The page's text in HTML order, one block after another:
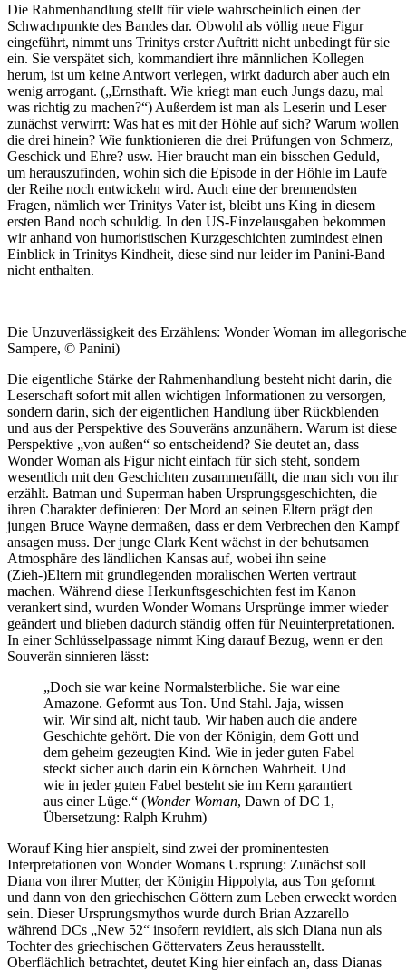
Die Rahmenhandlung stellt für viele wahrscheinlich einen der
Schwachpunkte des Bandes dar. Obwohl als völlig neue Figur
eingeführt, nimmt uns Trinitys erster Auftritt nicht unbedingt für sie
ein. Sie verspätet sich, kommandiert ihre männlichen Kollegen
herum, ist um keine Antwort verlegen, wirkt dadurch aber auch ein
wenig arrogant. („Ernsthaft. Wie kriegt man euch Jungs dazu, mal
was richtig zu machen?“) Außerdem ist man als Leserin und Leser
zunächst verwirrt: Was hat es mit der Höhle auf sich? Warum wollen
die drei hinein? Wie funktionieren die drei Prüfungen von Schmerz,
Geschick und Ehre? usw. Hier braucht man ein bisschen Geduld,
um herauszufinden, wohin sich die Episode in der Höhle im Laufe
der Reihe noch entwickeln wird. Auch eine der brennendsten
Fragen, nämlich wer Trinitys Vater ist, bleibt uns King in diesem
ersten Band noch schuldig. In den US-Einzelausgaben bekommen
wir anhand von humoristischen Kurzgeschichten zumindest einen
Einblick in Trinitys Kindheit, diese sind nur leider im Panini-Band
nicht enthalten.
Die Unzuverlässigkeit des Erzählens: Wonder Woman im
Sampere, © Panini)
Die eigentliche Stärke der Rahmenhandlung besteht nicht darin, die
Leserschaft sofort mit allen wichtigen Informationen zu versorgen,
sondern darin, sich der eigentlichen Handlung über Rückblenden
und aus der Perspektive des Souveräns anzunähern. Warum ist diese
Perspektive „von außen“ so entscheidend? Sie deutet an, dass
Wonder Woman als Figur nicht einfach für sich steht, sondern
wesentlich mit den Geschichten zusammenfällt, die man sich von ihr
erzählt. Batman und Superman haben Ursprungsgeschichten, die
ihren Charakter definieren: Der Mord an seinen Eltern prägt den
jungen Bruce Wayne dermaßen, dass er dem Verbrechen den Kampf
ansagen muss. Der junge Clark Kent wächst in der behutsamen
Atmosphäre des ländlichen Kansas auf, wobei ihn seine
(Zieh-)Eltern mit grundlegenden moralischen Werten vertraut
machen. Während diese Herkunftsgeschichten fest im Kanon
verankert sind, wurden Wonder Womans Ursprünge immer wieder
geändert und blieben dadurch ständig offen für Neuinterpretationen.
In einer Schlüsselpassage nimmt King darauf Bezug, wenn er den
Souverän sinnieren lässt:
„Doch sie war keine Normalsterbliche. Sie war eine
Amazone. Geformt aus Ton. Und Stahl. Jaja, wissen
wir. Wir sind alt, nicht taub. Wir haben auch die andere
Geschichte gehört. Die von der Königin, dem Gott und
dem geheim gezeugten Kind. Wie in jeder guten Fabel
steckt sicher auch darin ein Körnchen Wahrheit. Und
wie in jeder guten Fabel besteht sie im Kern garantiert
aus einer Lüge.“ (Wonder Woman, Dawn of DC 1,
Übersetzung: Ralph Kruhm)
Worauf King hier anspielt, sind zwei der prominentesten
Interpretationen von Wonder Womans Ursprung: Zunächst soll
Diana von ihrer Mutter, der Königin Hippolyta, aus Ton geformt
und dann von den griechischen Göttern zum Leben erweckt worden
sein. Dieser Ursprungsmythos wurde durch Brian Azzarello
während DCs „New 52“ insofern revidiert, als sich Diana nun als
Tochter des griechischen Göttervaters Zeus herausstellt.
Oberflächlich betrachtet, deutet King hier einfach an, dass Dianas